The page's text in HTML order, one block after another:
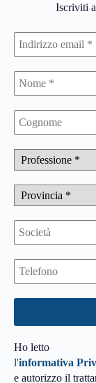
Iscriviti
Ho letto
l'informativa
e autorizzo il